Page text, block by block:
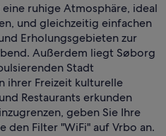
ruhige Atmosphäre, ideal
und gleichzeitig einfachen
Erholungsgebieten zur
Außerdem liegt Søborg
Stadt
ihrer Freizeit kulturelle
Restaurants erkunden
geben Sie Ihre
den Filter "WiFi" auf Vrbo an.